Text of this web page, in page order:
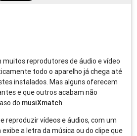
muitos reprodutores de áudio e vídeo
todo o aparelho já chega até
instalados. Mas alguns oferecem
e que outros acabam não
do musiXmatch.
reproduzir vídeos e áudios, com um
a letra da música ou do clipe que